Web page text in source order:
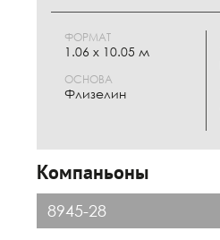
ФОРМАТ
1.06 х 10.05 м
ОСНОВА
Флизелин
Компаньоны
8945-28